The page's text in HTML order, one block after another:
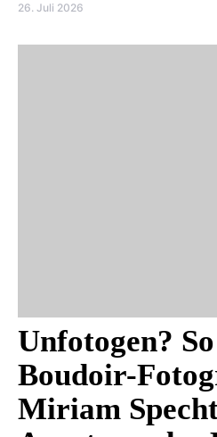
26. Juli 2026
Unfotogen?
Boudoir-
Miriam